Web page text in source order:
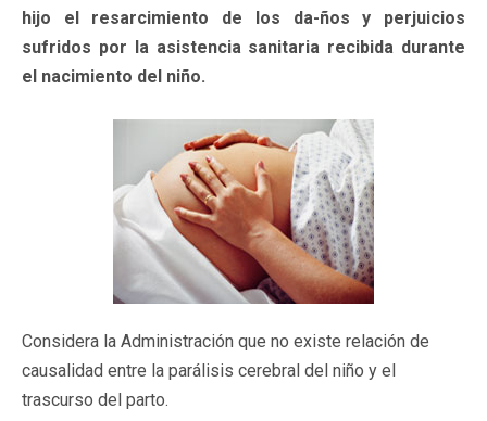
hijo el resarcimiento de los da-ños y perjuicios
sufridos por la asistencia sanitaria recibida durante
el nacimiento del niño.
Considera la Administración que no existe relación de
causalidad entre la parálisis cerebral del niño y el
trascurso del parto.